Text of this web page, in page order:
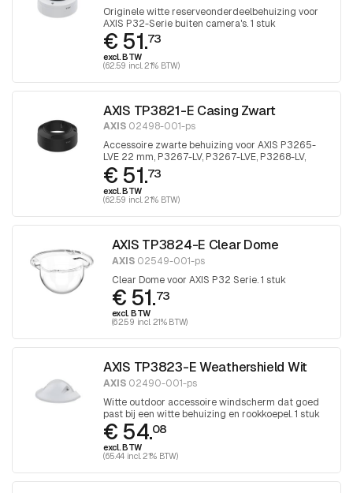
Originele witte reserveonderdeelbehuizing voor
AXIS P32-Serie buiten camera's. 1 stuk
€ 51.73
excl. BTW
(62.59 incl. 21% BTW)
AXIS TP3821-E Casing Zwart
AXIS 02498-001-ps
Accessoire zwarte behuizing voor AXIS P3265-
LVE 22 mm, P3267-LV, P3267-LVE, P3268-LV,
P3268-LVE. 1 stuk
€ 51.73
excl. BTW
(62.59 incl. 21% BTW)
AXIS TP3824-E Clear Dome
AXIS02549-001-ps
Clear Dome voor AXIS P32 Serie. 1 stuk
€ 51.73
excl. BTW
(62.59 incl. 21% BTW)
AXIS TP3823-E Weathershield Wit
AXIS 02490-001-ps
Witte outdoor accessoire windscherm dat goed
past bij een witte behuizing en rookkoepel. 1 stuk
€ 54.08
excl. BTW
(65.44 incl. 21% BTW)